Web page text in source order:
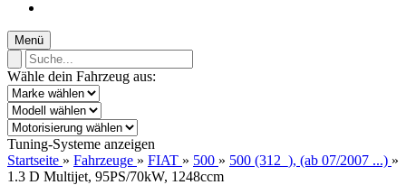
Menü
Wähle dein Fahrzeug aus:
Tuning-Systeme anzeigen
Startseite » Fahrzeuge » FIAT » 500 » 500 (312_), (ab 07/2007 ...) »
1.3 D Multijet, 95PS/70kW, 1248ccm